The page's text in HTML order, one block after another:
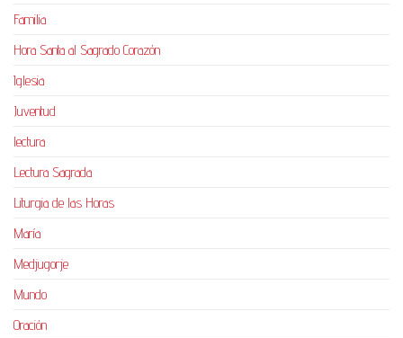
Familia
Hora Santa al Sagrado Corazón
Iglesia
Juventud
lectura
Lectura Sagrada
Liturgia de las Horas
María
Medjugorje
Mundo
Oración